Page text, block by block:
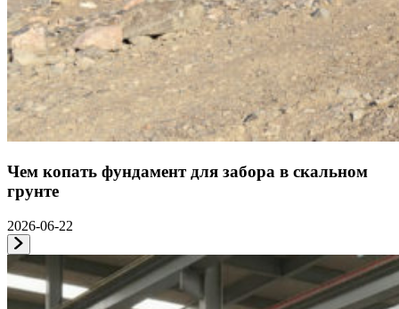
Чем копать фундамент для забора в скальном
грунте
2026-06-22